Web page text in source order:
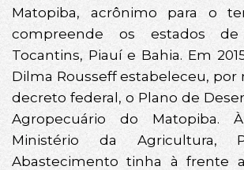
Matopiba, acrônimo para o
compreende os estados de
Tocantins, Piauí e Bahia. Em
Dilma Rousseff estabeleceu, por
decreto federal, o Plano de
Agropecuário do Matopiba.
Ministério da Agricultura,
Abastecimento tinha à frente